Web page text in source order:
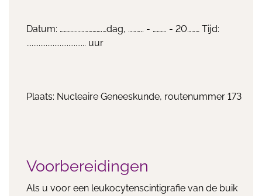
Datum: ………………………….…dag, ……….. - ………. - 20……… Tijd:
.................................. uur
Plaats: Nucleaire Geneeskunde, routenummer 173
Voorbereidingen
Als u voor een leukocytenscintigrafie van de buik